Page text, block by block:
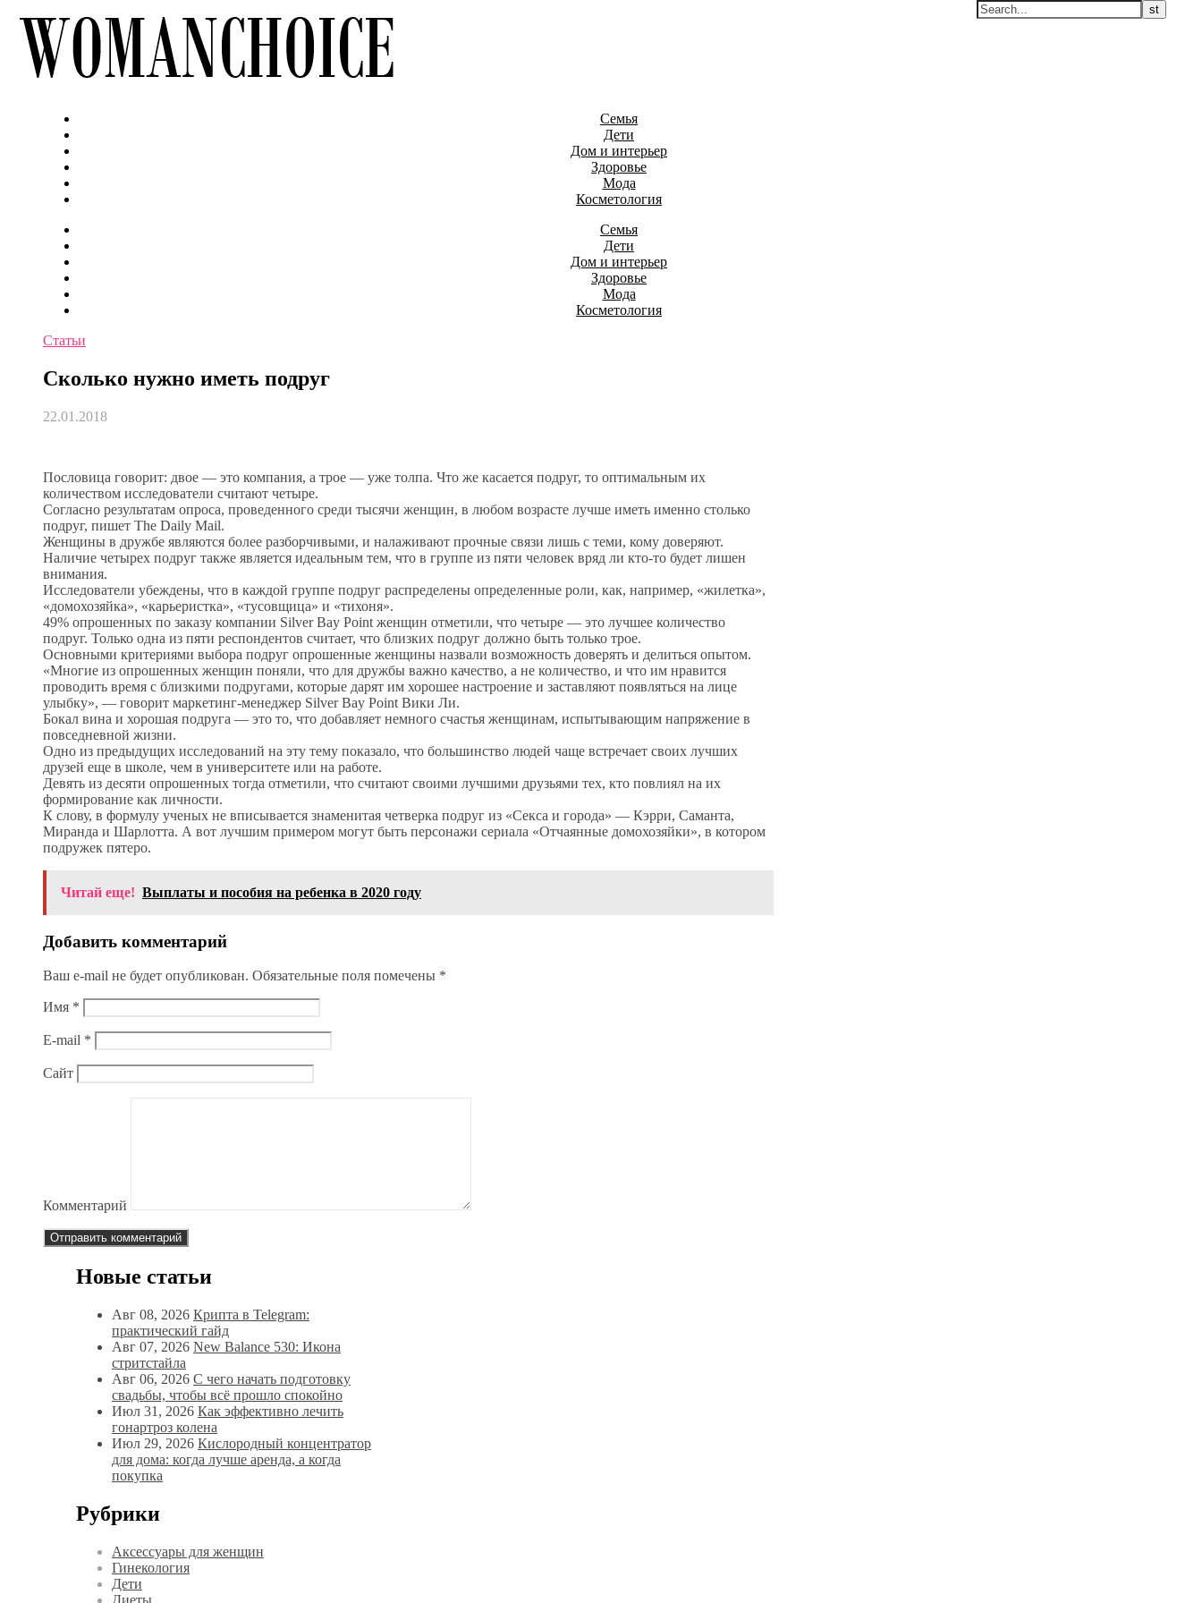
Семья
Дети
Дом и интерьер
Здоровье
Мода
Косметология
Семья
Дети
Дом и интерьер
Здоровье
Мода
Косметология
Статьи
Сколько нужно иметь подруг
22.01.2018
Пословица говорит: двое — это компания, а трое — уже толпа. Что же касается подруг, то оптимальным их
количеством исследователи считают четыре.
Согласно результатам опроса, проведенного среди тысячи женщин, в любом возрасте лучше иметь именно столько
подруг, пишет The Daily Mail.
Женщины в дружбе являются более разборчивыми, и налаживают прочные связи лишь с теми, кому доверяют.
Наличие четырех подруг также является идеальным тем, что в группе из пяти человек вряд ли кто-то будет лишен
внимания.
Исследователи убеждены, что в каждой группе подруг распределены определенные роли, как, например, «жилетка»,
«домохозяйка», «карьеристка», «тусовщица» и «тихоня».
49% опрошенных по заказу компании Silver Bay Point женщин отметили, что четыре — это лучшее количество
подруг. Только одна из пяти респондентов считает, что близких подруг должно быть только трое.
Основными критериями выбора подруг опрошенные женщины назвали возможность доверять и делиться опытом.
«Многие из опрошенных женщин поняли, что для дружбы важно качество, а не количество, и что им нравится
проводить время с близкими подругами, которые дарят им хорошее настроение и заставляют появляться на лице
улыбку», — говорит маркетинг-менеджер Silver Bay Point Вики Ли.
Бокал вина и хорошая подруга — это то, что добавляет немного счастья женщинам, испытывающим напряжение в
повседневной жизни.
Одно из предыдущих исследований на эту тему показало, что большинство людей чаще встречает своих лучших
друзей еще в школе, чем в университете или на работе.
Девять из десяти опрошенных тогда отметили, что считают своими лучшими друзьями тех, кто повлиял на их
формирование как личности.
К слову, в формулу ученых не вписывается знаменитая четверка подруг из «Секса и города» — Кэрри, Саманта,
Миранда и Шарлотта. А вот лучшим примером могут быть персонажи сериала «Отчаянные домохозяйки», в котором
подружек пятеро.
Читай еще! Выплаты и пособия на ребенка в 2020 году
Добавить комментарий
Ваш e-mail не будет опубликован. Обязательные поля помечены *
Имя *
E-mail *
Сайт
Комментарий
Новые статьи
Авг 08, 2026 Крипта в Telegram:
практический гайд
Авг 07, 2026 New Balance 530: Икона
стритстайла
Авг 06, 2026 С чего начать подготовку
свадьбы, чтобы всё прошло спокойно
Июл 31, 2026 Как эффективно лечить
гонартроз колена
Июл 29, 2026 Кислородный концентратор
для дома: когда лучше аренда, а когда
покупка
Рубрики
Аксессуары для женщин
Гинекология
Дети
Диеты